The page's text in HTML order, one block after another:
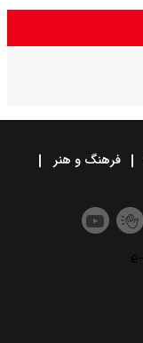
فرهنگ و هنر